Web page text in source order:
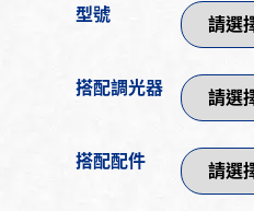
型號
搭配調光器
搭配配件